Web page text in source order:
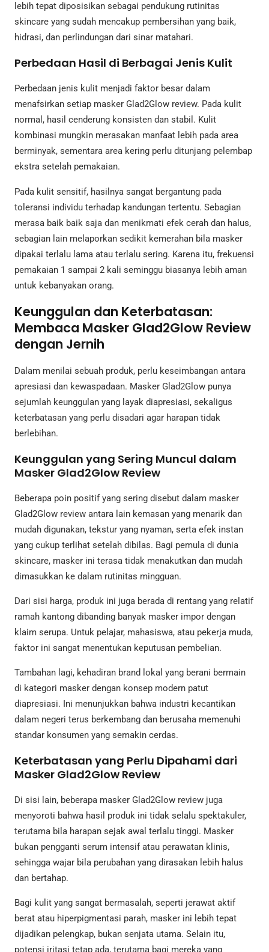
lebih tepat diposisikan sebagai pendukung rutinitas
skincare yang sudah mencakup pembersihan yang baik,
hidrasi, dan perlindungan dari sinar matahari.
Perbedaan Hasil di Berbagai Jenis Kulit
Perbedaan jenis kulit menjadi faktor besar dalam
menafsirkan setiap masker Glad2Glow review. Pada kulit
normal, hasil cenderung konsisten dan stabil. Kulit
kombinasi mungkin merasakan manfaat lebih pada area
berminyak, sementara area kering perlu ditunjang pelembap
ekstra setelah pemakaian.
Pada kulit sensitif, hasilnya sangat bergantung pada
toleransi individu terhadap kandungan tertentu. Sebagian
merasa baik baik saja dan menikmati efek cerah dan halus,
sebagian lain melaporkan sedikit kemerahan bila masker
dipakai terlalu lama atau terlalu sering. Karena itu, frekuensi
pemakaian 1 sampai 2 kali seminggu biasanya lebih aman
untuk kebanyakan orang.
Keunggulan dan Keterbatasan:
Membaca Masker Glad2Glow Review
dengan Jernih
Dalam menilai sebuah produk, perlu keseimbangan antara
apresiasi dan kewaspadaan. Masker Glad2Glow punya
sejumlah keunggulan yang layak diapresiasi, sekaligus
keterbatasan yang perlu disadari agar harapan tidak
berlebihan.
Keunggulan yang Sering Muncul dalam
Masker Glad2Glow Review
Beberapa poin positif yang sering disebut dalam masker
Glad2Glow review antara lain kemasan yang menarik dan
mudah digunakan, tekstur yang nyaman, serta efek instan
yang cukup terlihat setelah dibilas. Bagi pemula di dunia
skincare, masker ini terasa tidak menakutkan dan mudah
dimasukkan ke dalam rutinitas mingguan.
Dari sisi harga, produk ini juga berada di rentang yang relatif
ramah kantong dibanding banyak masker impor dengan
klaim serupa. Untuk pelajar, mahasiswa, atau pekerja muda,
faktor ini sangat menentukan keputusan pembelian.
Tambahan lagi, kehadiran brand lokal yang berani bermain
di kategori masker dengan konsep modern patut
diapresiasi. Ini menunjukkan bahwa industri kecantikan
dalam negeri terus berkembang dan berusaha memenuhi
standar konsumen yang semakin cerdas.
Keterbatasan yang Perlu Dipahami dari
Masker Glad2Glow Review
Di sisi lain, beberapa masker Glad2Glow review juga
menyoroti bahwa hasil produk ini tidak selalu spektakuler,
terutama bila harapan sejak awal terlalu tinggi. Masker
bukan pengganti serum intensif atau perawatan klinis,
sehingga wajar bila perubahan yang dirasakan lebih halus
dan bertahap.
Bagi kulit yang sangat bermasalah, seperti jerawat aktif
berat atau hiperpigmentasi parah, masker ini lebih tepat
dijadikan pelengkap, bukan senjata utama. Selain itu,